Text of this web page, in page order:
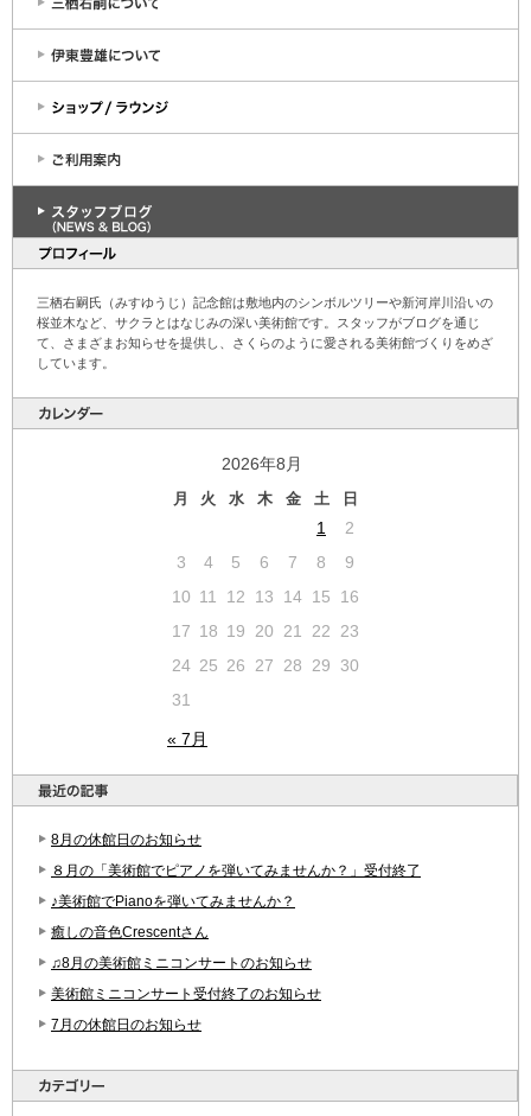
三栖右嗣氏（みすゆうじ）記念館は敷地内のシンボルツリーや新河岸川沿いの
桜並木など、サクラとはなじみの深い美術館です。スタッフがブログを通じ
て、さまざまお知らせを提供し、さくらのように愛される美術館づくりをめざ
しています。
2026年8月
月 火 水 木 金 土 日
« 7月
1
2
3
4 5 6 7 8
9
10 11 12 13 14 15
16
17 18 19 20 21 22
23
24 25 26 27 28 29
30
31
8月の休館日のお知らせ
８月の「美術館でピアノを弾いてみませんか？」受付終了
♪美術館でPianoを弾いてみませんか？
癒しの音色Crescentさん
♫8月の美術館ミニコンサートのお知らせ
美術館ミニコンサート受付終了のお知らせ
7月の休館日のお知らせ